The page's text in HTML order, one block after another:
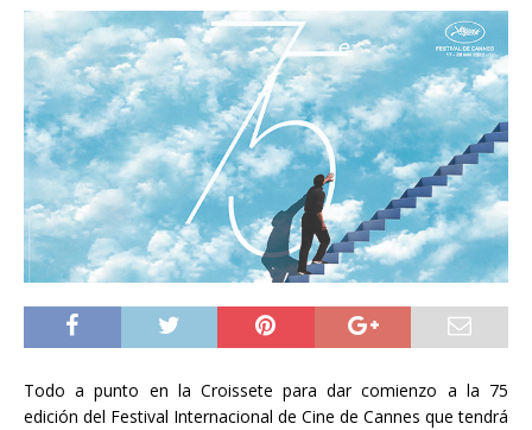
Todo a punto en la Croissete para dar comienzo a la 75
edición del Festival Internacional de Cine de Cannes que tendrá